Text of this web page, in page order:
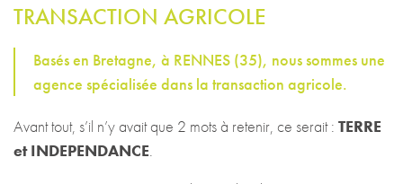
TRANSACTION AGRICOLE
Basés en Bretagne, à RENNES (35), nous sommes une
agence spécialisée dans la transaction agricole.
Avant tout, s’il n’y avait que 2 mots à retenir, ce serait : TERRE
et INDEPENDANCE.